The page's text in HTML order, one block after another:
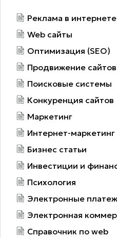
Реклама в интернете
Web сайты
Оптимизация (SEO)
Продвижение сайтов
Поисковые системы
Конкуренция сайтов
Маркетинг
Интернет-маркетинг
Бизнес статьи
Инвестиции и
Психология
Электронные
Электронная
Справочник по web